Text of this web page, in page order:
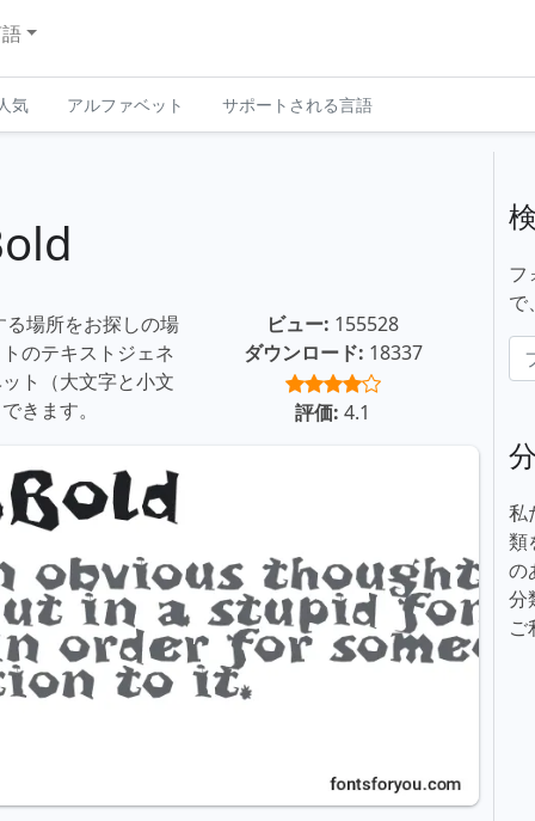
気 アルファベット サポートされる言語
場所をお探しの場
のテキストジェネ
ト（大文字と小文
きます。
ビュー: 155528
ダウンロード: 18337
評価: 4.1
フ
で
私
類
の
分
ご